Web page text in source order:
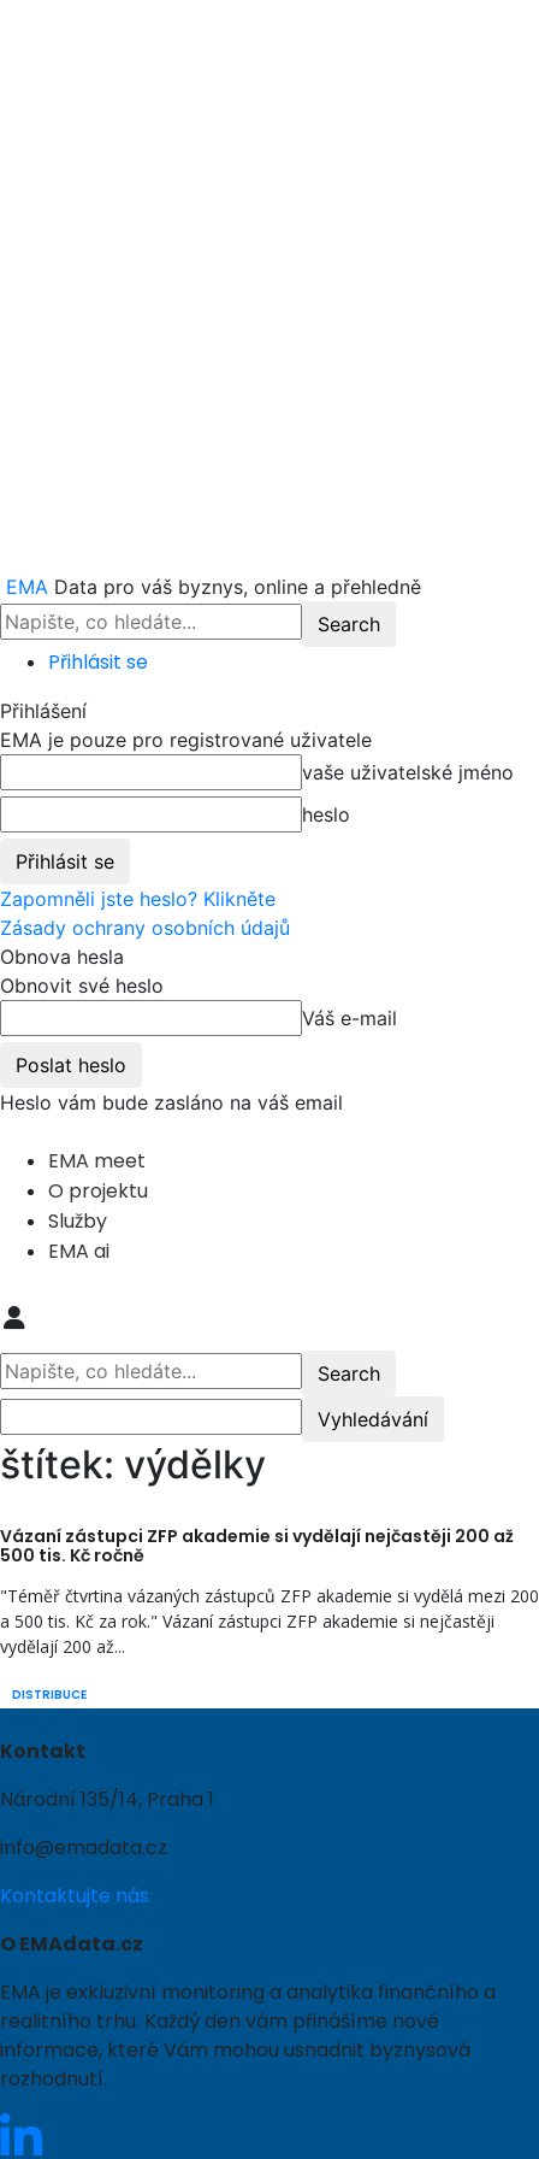
EMA Data pro váš byznys, online a přehledně
Přihlásit se
Přihlášení
EMA je pouze pro registrované uživatele
vaše uživatelské jméno
heslo
Zapomněli jste heslo? Klikněte
Zásady ochrany osobních údajů
Obnova hesla
Obnovit své heslo
Váš e-mail
Heslo vám bude zasláno na váš email
EMA meet
O projektu
Služby
EMA ai
štítek: výdělky
Vázaní zástupci ZFP akademie si vydělají nejčastěji 200 až
500 tis. Kč ročně
DISTRIBUCE
"Téměř čtvrtina vázaných zástupců ZFP akademie si vydělá mezi 200
a 500 tis. Kč za rok." Vázaní zástupci ZFP akademie si nejčastěji
vydělají 200 až...
Kontakt
Národní 135/14, Praha 1
info@emadata.cz
Kontaktujte nás
O EMAdata.cz
EMA je exkluzivní monitoring a analytika finančního a
realitního trhu. Každý den vám přinášíme nové
informace, které Vám mohou usnadnit byznysová
rozhodnutí.